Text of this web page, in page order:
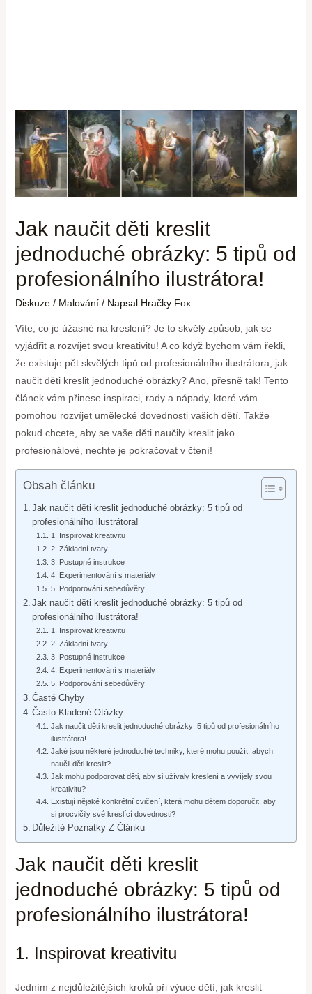
Jak naučit děti kreslit
jednoduché obrázky: 5 tipů od
profesionálního ilustrátora!
Diskuze / Malování/ Napsal Hračky Fox
Víte, co je úžasné na kreslení? Je to skvělý způsob, jak se
vyjádřit a rozvíjet svou kreativitu! A co když bychom vám řekli,
že existuje pět skvělých tipů od profesionálního ilustrátora, jak
naučit děti kreslit jednoduché obrázky? Ano, přesně tak! Tento
článek vám přinese inspiraci, rady a nápady, které vám
pomohou rozvíjet umělecké dovednosti vašich dětí. Takže
pokud chcete, aby se vaše děti naučily kreslit jako
profesionálové, nechte je pokračovat v čtení!
Obsah článku
Jak naučit děti kreslit jednoduché obrázky: 5 tipů od
profesionálního ilustrátora!
1. Inspirovat kreativitu
2. Základní tvary
3. Postupné instrukce
4. Experimentování s materiály
5. Podporování sebedůvěry
Jak naučit děti kreslit jednoduché obrázky: 5 tipů od
profesionálního ilustrátora!
1. Inspirovat kreativitu
2. Základní tvary
3. Postupné instrukce
4. Experimentování s materiály
5. Podporování sebedůvěry
Časté Chyby
Často Kladené Otázky
Jak naučit děti kreslit jednoduché obrázky: 5 tipů od profesionálního
ilustrátora!
Jaké jsou některé jednoduché techniky, které mohu použít, abych
naučil děti kreslit?
Jak mohu podporovat děti, aby si užívaly kreslení a vyvíjely svou
kreativitu?
Existují nějaké konkrétní cvičení, která mohu dětem doporučit, aby
si procvičily své kreslící dovednosti?
Důležité Poznatky Z Článku
Jak naučit děti kreslit
jednoduché obrázky: 5 tipů od
profesionálního ilustrátora!
1. Inspirovat kreativitu
Jedním z nejdůležitějších kroků při výuce dětí, jak kreslit